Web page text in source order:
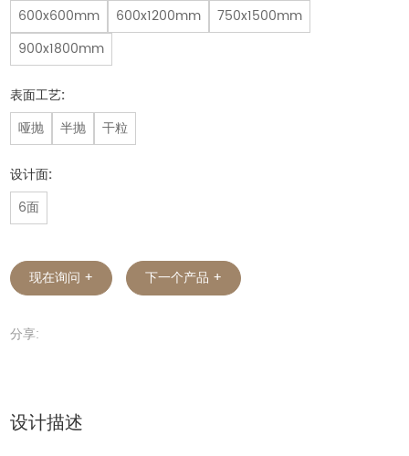
600x600mm
600x1200mm
750x1500mm
900x1800mm
表面工艺:
哑抛
半抛 干粒
设计面:
6面
现在询问 + 下一个产品 +
分享:
设计描述